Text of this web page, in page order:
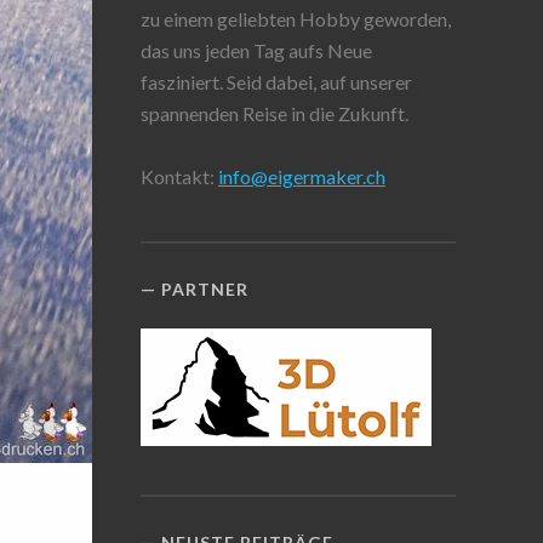
zu einem geliebten Hobby geworden,
das uns jeden Tag aufs Neue
fasziniert. Seid dabei, auf unserer
spannenden Reise in die Zukunft.
Kontakt: info@eigermaker.ch
PARTNER